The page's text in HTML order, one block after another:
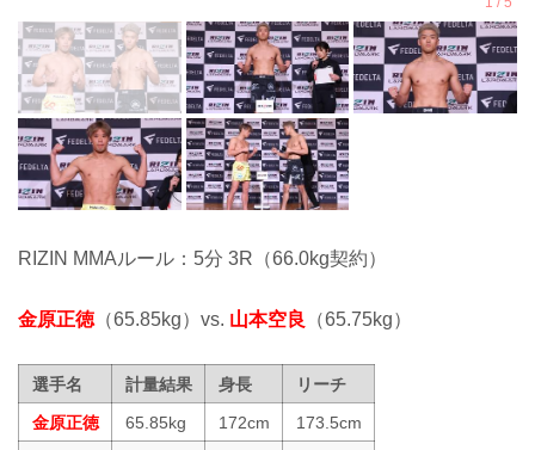
RIZIN MMAルール：5分 3R（66.0kg契約）
金原正徳（65.85kg）vs. 山本空良 （65.75kg）
選手名 計量結果 身長
リーチ
金原正徳
65.85kg 172cm
173.5cm